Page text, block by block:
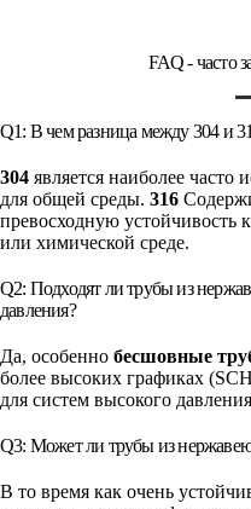
FAQ - часто
Q1: В чем разница между 304 и
304 является наиболее
для общей среды. 316
превосходную устойчивость
или химической среде.
Q2: Подходят ли трубы из
давления?
Да, особенно бесшовные
более высоких графиках
для систем высокого
Q3: Может ли трубы из
В то время как очень